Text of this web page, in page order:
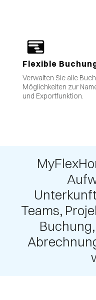
Flexible
Verwalten Sie alle
Möglichkeiten zur
und Exportfunktion.
Teams,